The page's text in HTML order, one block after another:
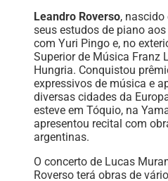
Leandro Roverso, nascido
seus estudos de piano
com Yuri Pingo e, no
Superior de Música Franz
Hungria. Conquistou
expressivos de música e
diversas cidades da
esteve em Tóquio, na
apresentou recital com
argentinas.
O concerto de Lucas
Roverso terá obras de